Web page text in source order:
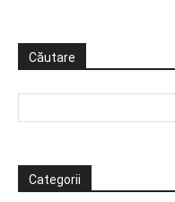
Căutare
Categorii